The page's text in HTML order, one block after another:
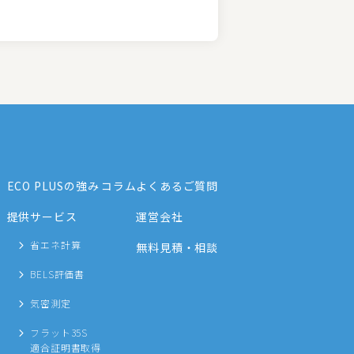
ECO PLUSの強み
提供サービス
省エネ計算
BELS評価書
気密測定
フラット35S
適合証明書取得
コラムよくあるご質問
運営会社
無料見積・相談